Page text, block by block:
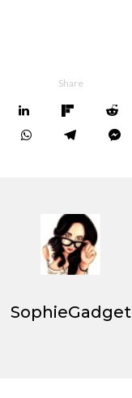
Share
SophieGadget